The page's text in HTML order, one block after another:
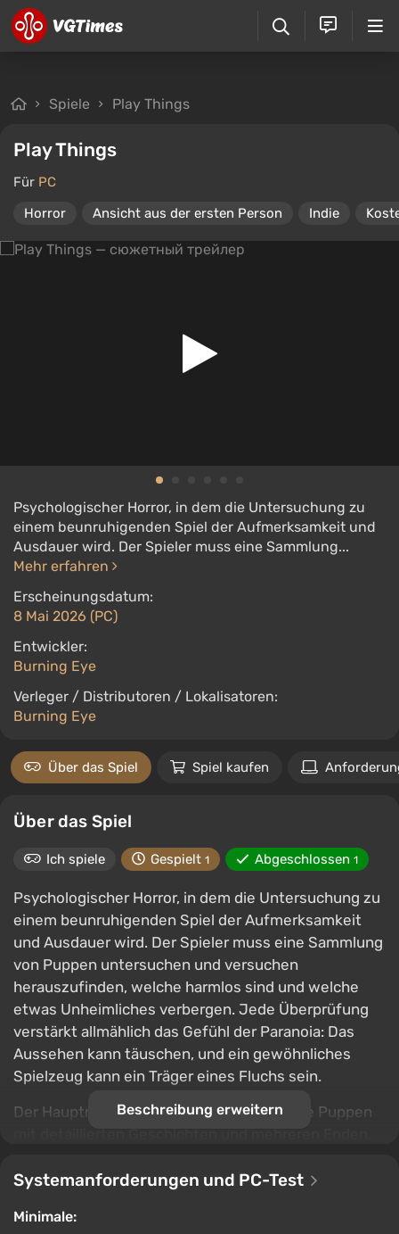
Spiele Play Things
Play Things
Für PC
Horror
Ansicht aus der ersten Person Indie
Psychologischer Horror, in dem die Untersuchung zu
einem beunruhigenden Spiel der Aufmerksamkeit und
Ausdauer wird. Der Spieler muss eine Sammlung...
Mehr erfahren
Erscheinungsdatum:
8 Mai 2026 (PC)
Entwickler:
Burning Eye
Verleger / Distributoren / Lokalisatoren:
Burning Eye
Über das Spiel Spiel kaufen
Über das Spiel
Ich spiele Gespielt 1 Abgeschlossen 1
Psychologischer Horror, in dem die Untersuchung zu
einem beunruhigenden Spiel der Aufmerksamkeit
und Ausdauer wird. Der Spieler muss eine Sammlung
von Puppen untersuchen und versuchen
herauszufinden, welche harmlos sind und welche
etwas Unheimliches verbergen. Jede Überprüfung
verstärkt allmählich das Gefühl der Paranoia: Das
Aussehen kann täuschen, und ein gewöhnliches
Spielzeug kann ein Träger eines Fluchs sein.
Der Hauptmodus bietet im Voraus erstellte Puppen
Geschehens enthüllen. Die Atmosphäre basiert auf
ständigem Zweifel an den eigenen
Beschreibung erweitern
Systemanforderungen und PC-Test
Minimale: